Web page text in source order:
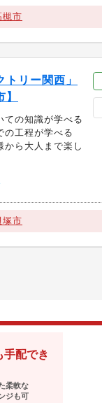
槻市
トリー関西」
ての知識が学べる
の工程が学べる
から大人まで楽し
塚市
手配でき
柔軟な
ジも可